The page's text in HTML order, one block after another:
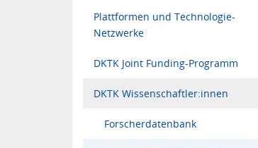
Plattformen und Technologie-
Netzwerke
DKTK Joint Funding-Programm
DKTK Wissenschaftler:innen
Forscherdatenbank